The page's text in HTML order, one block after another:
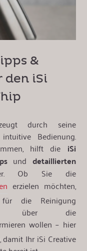
&
iSi
durch seine
Bedienung.
hilft die iSi
und detaillierten
Ob Sie die
erzielen möchten,
für die Reinigung
über die
wollen – hier
Ihr iSi Creative